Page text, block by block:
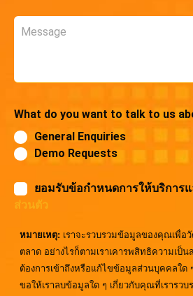
Message
What do you want to talk to us
General Enquiries
Demo Requests
ยอมรับข้อกำหนดการให้บริการแ
ส่วนตัว
หมายเหตุ: เราจะรวบรวมข้อมูลของคุณเพื่อ
ตลาด อย่างไรก็ตามเราเคารพสิทธิความเ
ต้องการเข้าถึงหรือแก้ไขข้อมูลส่วนบุคคลใด
ขอให้เราลบข้อมูลใด ๆ เกี่ยวกับคุณที่เรารวบ